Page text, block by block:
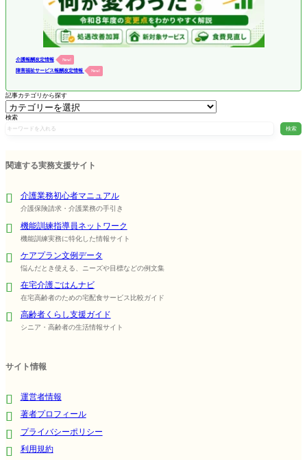
介護報酬改定情報 New!
障害福祉サービス報酬改定情報 New!
記事カテゴリから探す
検索
検索
関連する実務支援サイト
介護業務初心者マニュアル
介護保険請求・介護業務の手引き
機能訓練指導員ネットワーク
機能訓練実務に特化した情報サイト
ケアプラン文例データ
悩んだとき使える、ニーズや目標などの例文集
在宅介護ごはんナビ
在宅高齢者のための宅配食サービス比較ガイド
高齢者くらし支援ガイド
シニア・高齢者の生活情報サイト
サイト情報
運営者情報
著者プロフィール
プライバシーポリシー
利用規約